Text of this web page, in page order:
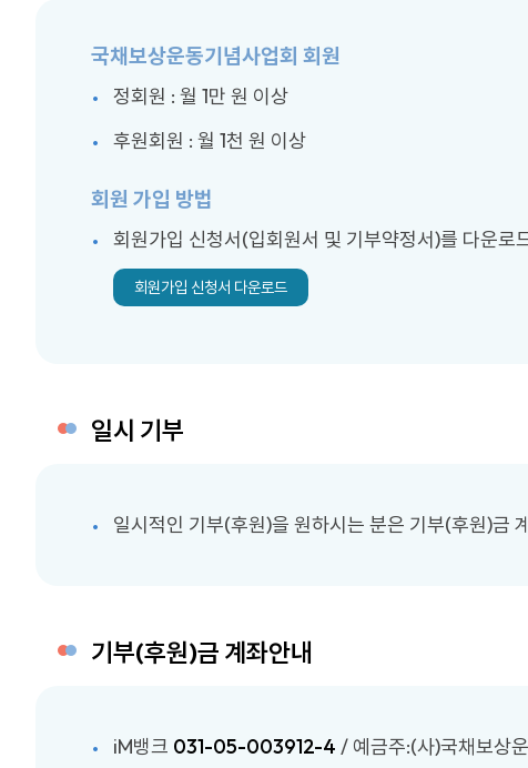
국채보상운동기념사업회 회원
정회원 : 월 1만 원 이상
후원회원 : 월 1천 원 이상
회원 가입 방법
회원가입 신청서(입회원서 및 기부약정서)를 다운로
회원가입 신청서 다운로드
일시 기부
일시적인 기부(후원)을 원하시는 분은 기부(후원)금
기부(후원)금 계좌안내
iM뱅크 031-05-003912-4 / 예금주:(사)국채보상